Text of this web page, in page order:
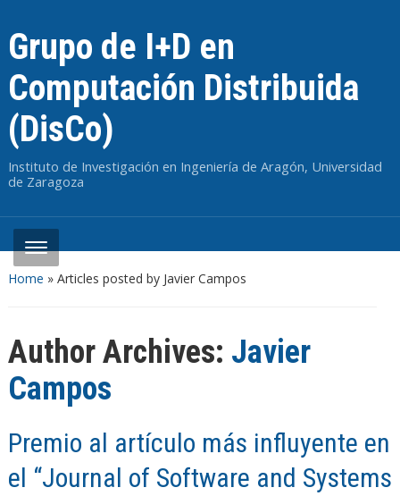
Grupo de I+D en
Computación Distribuida
(DisCo)
Instituto de Investigación en Ingeniería de Aragón, Universidad
de Zaragoza
Home » Articles posted by Javier Campos
Author Archives: Javier
Campos
Premio al artículo más influyente en
el “Journal of Software and Systems